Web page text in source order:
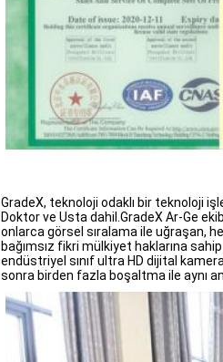
GradeX, teknoloji odaklı bir teknoloji
Doktor ve Usta dahil.GradeX Ar-Ge
onlarca görsel sıralama ile uğraşan,
bağımsız fikri mülkiyet haklarına
endüstriyel sınıf ultra HD dijital
sonra birden fazla boşaltma ile aynı